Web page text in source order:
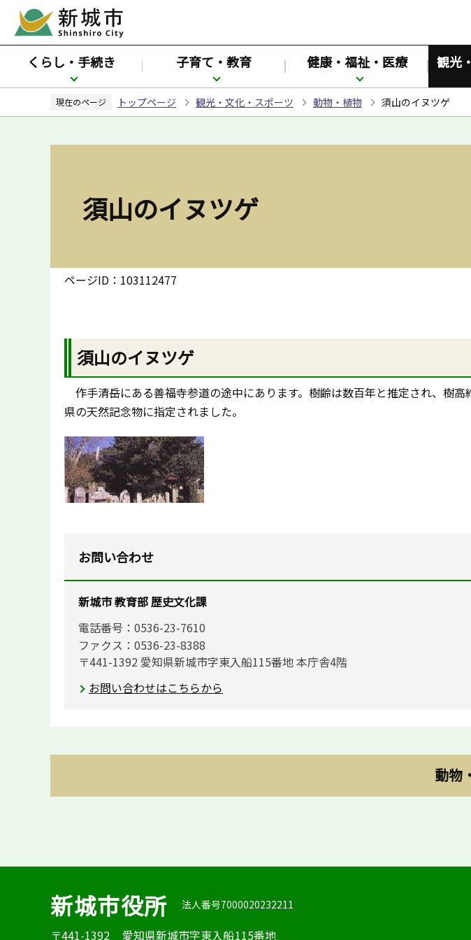
ペ
ジ
先
くらし・手続き 子育て・教育 健康・福祉・医療 観光
現在のページ トップページ 観光・文化・スポーツ 動物・植物 須山のイヌツゲ
須山のイヌツゲ
ページID：103112477
須山のイヌツゲ
作手清岳にある善福寺参道の途中にあります。樹齢は数百年と推定され、樹
県の天然記念物に指定されました。
お問い合わせ
新城市 教育部 歴史文化課
電話番号：0536-23-7610
ファクス：0536-23-8388
〒441-1392 愛知県新城市字東入船115番地 本庁舎4階
お問い合わせはこちらから
動物
新城市役所 法人番号7000020232211
〒441-1392 愛知県新城市字東入船115番地